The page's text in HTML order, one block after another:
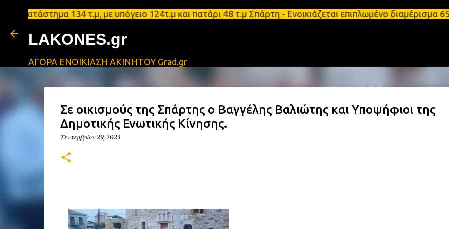
Μετάβαση στο κύριο περιεχόμενο
134 τ.μ, με υπόγειο 124τ.μ και πατάρι 48 τ.μ Σπάρτη - Ενοικιάζεται επιπλωμένο
LAKONES.gr
ΑΓΟΡΑ ΕΝΟΙΚΙΑΣΗ ΑΚΙΝΗΤΟΥ Grad.gr
Σε οικισμούς της Σπάρτης ο Βαγγέλης Βαλιώτης και Υποψήφιοι της
Δημοτικής Ενωτικής Κίνησης.
Σεπτεμβρίου 29, 2023